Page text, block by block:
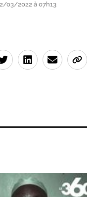
03/2022 à 07h13